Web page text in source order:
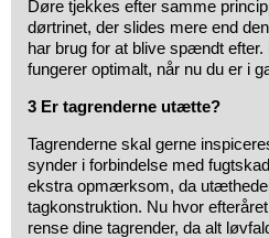
Døre tjekkes efter samme
dørtrinet, der slides mere end
har brug for at blive spændt
fungerer optimalt, når nu du er i
3 Er tagrenderne utætte?
Tagrenderne skal gerne
synder i forbindelse med
ekstra opmærksom, da
tagkonstruktion. Nu hvor
rense dine tagrender, da alt